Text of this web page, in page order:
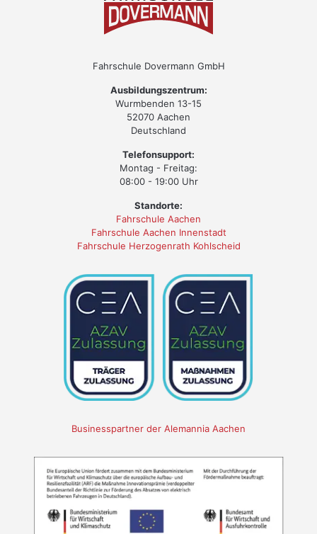
Fahrschule Dovermann GmbH
Ausbildungszentrum:
Wurmbenden 13-15
52070 Aachen
Deutschland
Telefonsupport:
Montag - Freitag:
08:00 - 19:00 Uhr
Standorte:
Fahrschule Aachen
Fahrschule Aachen Innenstadt
Fahrschule Herzogenrath Kohlscheid
Businesspartner der Alemannia Aachen